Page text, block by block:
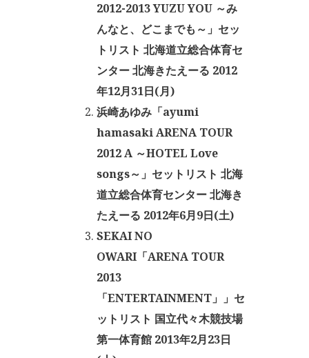
2012-2013 YUZU YOU ～み
んなと、どこまでも～」セッ
トリスト 北海道立総合体育セ
ンター 北海きたえーる 2012
年12月31日(月)
浜崎あゆみ「ayumi
hamasaki ARENA TOUR
2012 A ～HOTEL Love
songs～」セットリスト 北海
道立総合体育センター 北海き
たえーる 2012年6月9日(土)
SEKAI NO
OWARI「ARENA TOUR
2013
「ENTERTAINMENT」」セ
ットリスト 国立代々木競技場
第一体育館 2013年2月23日